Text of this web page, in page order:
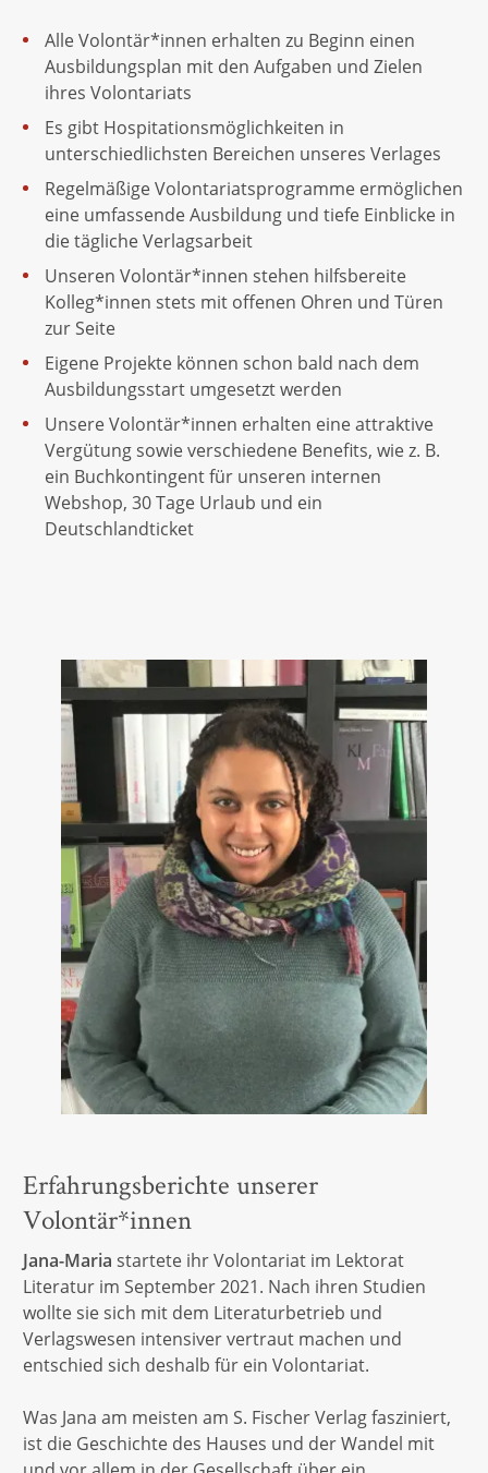
Alle Volontär*innen erhalten zu Beginn einen
Ausbildungsplan mit den Aufgaben und Zielen
ihres Volontariats
Es gibt Hospitationsmöglichkeiten in
unterschiedlichsten Bereichen unseres Verlages
Regelmäßige Volontariatsprogramme ermöglichen
eine umfassende Ausbildung und tiefe Einblicke in
die tägliche Verlagsarbeit
Unseren Volontär*innen stehen hilfsbereite
Kolleg*innen stets mit offenen Ohren und Türen
zur Seite
Eigene Projekte können schon bald nach dem
Ausbildungsstart umgesetzt werden
Unsere Volontär*innen erhalten eine attraktive
Vergütung sowie verschiedene Benefits, wie z. B.
ein Buchkontingent für unseren internen
Webshop, 30 Tage Urlaub und ein
Deutschlandticket
Erfahrungsberichte unserer
Volontär*innen
Jana-Maria startete ihr Volontariat im Lektorat
Literatur im September 2021. Nach ihren Studien
wollte sie sich mit dem Literaturbetrieb und
Verlagswesen intensiver vertraut machen und
entschied sich deshalb für ein Volontariat.
Was Jana am meisten am S. Fischer Verlag fasziniert,
ist die Geschichte des Hauses und der Wandel mit